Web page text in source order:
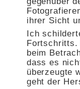
ihrer Sicht
Ich
Fortschritts.
beim
dass es
überzeugte
geht der